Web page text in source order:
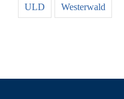
ULD Westerwald